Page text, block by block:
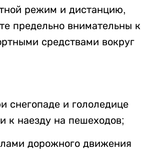
режим и дистанцию,
предельно внимательны к
средствами вокруг
снегопаде и гололедице
к наезду на пешеходов;
дорожного движения